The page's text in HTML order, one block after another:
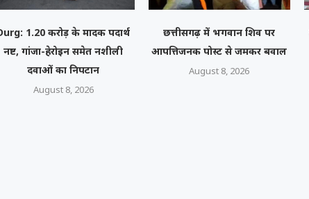
1.20 करोड़ के मादक पदार्थ
नष्ट, गांजा-हेरोइन समेत नशीली
दवाओं का निपटान
August 8, 2026
छत्तीसगढ़ में भगवान शिव पर
आपत्तिजनक पोस्ट से जमकर बवाल
August 8, 2026